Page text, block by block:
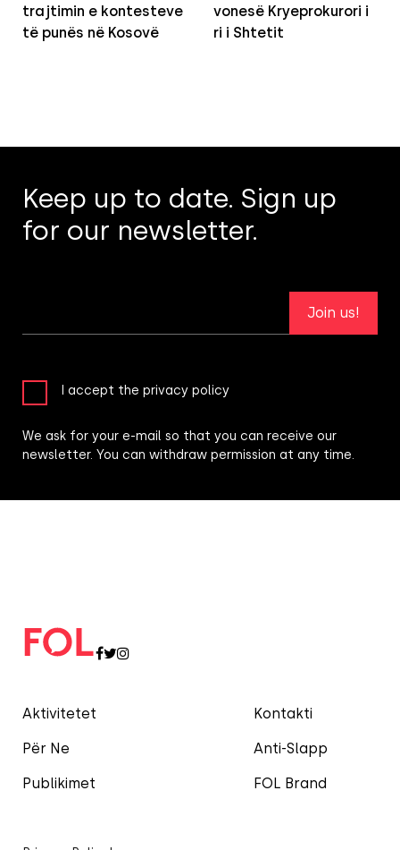
trajtimin e kontesteve
të punës në Kosovë
vonesë Kryeprokurori i
ri i Shtetit
Aktivitetet
Për Ne
Publikimet
Kontakti
Anti-Slapp
FOL Brand
Keep up to date. Sign up
for our newsletter.
Join us!
I accept the privacy policy
We ask for your e-mail so that you can receive our
newsletter. You can withdraw permission at any time.